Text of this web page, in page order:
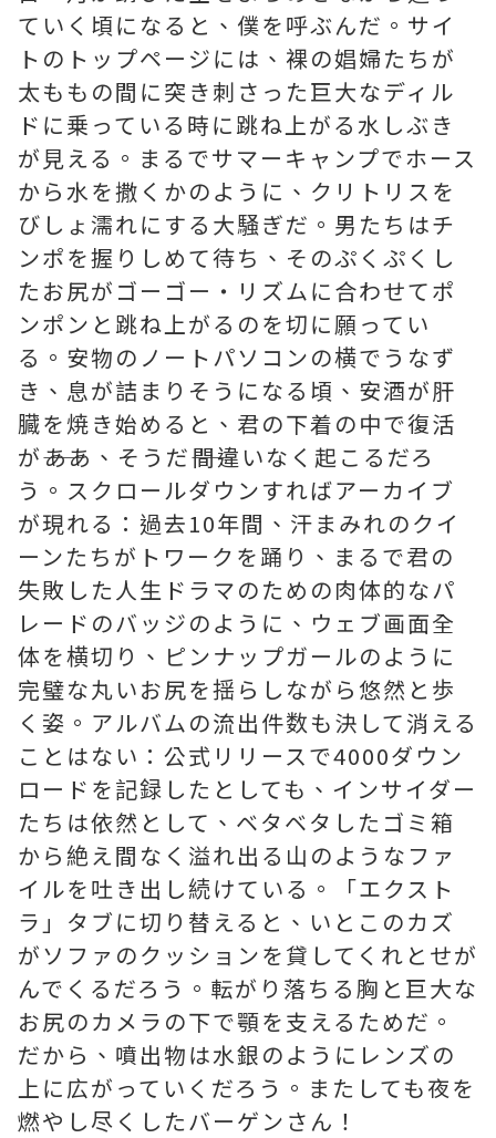
ていく頃になると、僕を呼ぶんだ。サイ
トのトップページには、裸の娼婦たちが
太ももの間に突き刺さった巨大なディル
ドに乗っている時に跳ね上がる水しぶき
が見える。まるでサマーキャンプでホース
から水を撒くかのように、クリトリスを
びしょ濡れにする大騒ぎだ。男たちはチ
ンポを握りしめて待ち、そのぷくぷくし
たお尻がゴーゴー・リズムに合わせてポ
ンポンと跳ね上がるのを切に願ってい
る。安物のノートパソコンの横でうなず
き、息が詰まりそうになる頃、安酒が肝
臓を焼き始めると、君の下着の中で復活
が――ああ、そうだ――間違いなく起こるだろ
う。スクロールダウンすればアーカイブ
が現れる：過去10年間、汗まみれのクイ
ーンたちがトワークを踊り、まるで君の
失敗した人生ドラマのための肉体的なパ
レードのバッジのように、ウェブ画面全
体を横切り、ピンナップガールのように
完璧な丸いお尻を揺らしながら悠然と歩
く姿。アルバムの流出件数も決して消える
ことはない：公式リリースで4000ダウン
ロードを記録したとしても、インサイダー
たちは依然として、ベタベタしたゴミ箱
から絶え間なく溢れ出る山のようなファ
イルを吐き出し続けている。「エクスト
ラ」タブに切り替えると、いとこのカズ
がソファのクッションを貸してくれとせが
んでくるだろう。転がり落ちる胸と巨大な
お尻のカメラの下で顎を支えるためだ。
だから、噴出物は水銀のようにレンズの
上に広がっていくだろう。またしても夜を
燃やし尽くしたバーゲンさん！